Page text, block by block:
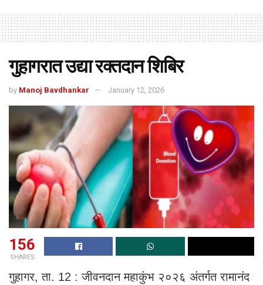
गुहागरात उद्या रक्तदान शिबिर
by Manoj Bavdhankar January 12, 2026
156
SHARES
गुहागर, ता. 12 : जीवनदान महाकुंभ २०२६ अंतर्गत रामानंद